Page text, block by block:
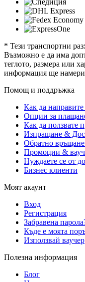
* Тези транспортни
Възможно е да има
теглото, размера или
информация ще
Помощ и поддръжка
Как да
Опции за
Как да ползвате
Изпращане &
Обратно връщане
Промоции &
Нуждаете се от
Бизнес клиенти
Моят акаунт
Вход
Регистрация
Забравена
Къде е моята
Използвай ваучер
Полезна информация
Блог